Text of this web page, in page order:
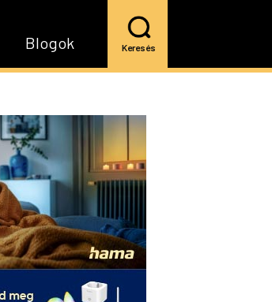
Blogok Keresés